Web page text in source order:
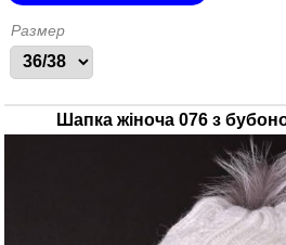
Размер
Шапка жіноча 076 з